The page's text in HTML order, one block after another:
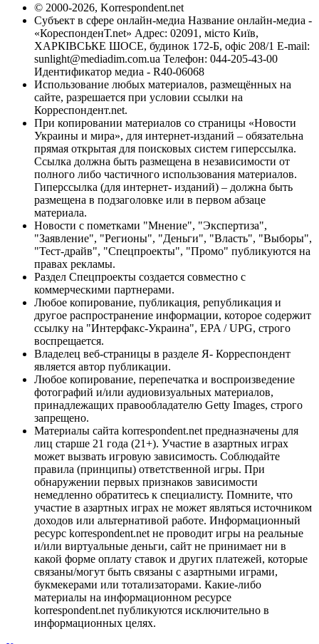
© 2000-2026, Korrespondent.net
Субъект в сфере онлайн-медиа Название онлайн-медиа -
«КореспонденТ.net» Адрес: 02091, місто Київ,
ХАРКІВСЬКЕ ШОСЕ, будинок 172-Б, офіс 208/1 E-mail:
sunlight@mediadim.com.ua Телефон: 044-205-43-00
Идентификатор медиа - R40-06068
Использование любых материалов, размещённых на
сайте, разрешается при условии ссылки на
Корреспондент.net.
При копировании материалов со страницы «Новости
Украины и мира», для интернет-изданий – обязательна
прямая открытая для поисковых систем гиперссылка.
Ссылка должна быть размещена в независимости от
полного либо частичного использования материалов.
Гиперссылка (для интернет- изданий) – должна быть
размещена в подзаголовке или в первом абзаце
материала.
Новости с пометками "Мнение", "Экспертиза",
"Заявление", "Регионы", "Деньги", "Власть", "Выборы",
"Тест-драйв", "Спецпроекты", "Промо" публикуются на
правах рекламы.
Раздел Спецпроекты создается совместно с
коммерческими партнерами.
Любое копирование, публикация, републикация и
другое распространение информации, которое содержит
ссылку на "Интерфакс-Украина", EPA / UPG, строго
воспрещается.
Владелец веб-страницы в разделе Я- Корреспондент
является автор публикации.
Любое копирование, перепечатка и воспроизведение
фотографий и/или аудиовизуальных материалов,
принадлежащих правообладателю Getty Images, строго
запрещено.
Материалы сайта korrespondent.net предназначены для
лиц старше 21 года (21+). Участие в азартных играх
может вызвать игровую зависимость. Соблюдайте
правила (принципы) ответственной игры. При
обнаружении первых признаков зависимости
немедленно обратитесь к специалисту. Помните, что
участие в азартных играх не может являться источником
доходов или альтернативой работе. Информационный
ресурс korrespondent.net не проводит игры на реальные
и/или виртуальные деньги, сайт не принимает ни в
какой форме оплату ставок и других платежей, которые
связаны/могут быть связаны с азартными играми,
букмекерами или тотализаторами. Какие-либо
материалы на информационном ресурсе
korrespondent.net публикуются исключительно в
информационных целях.